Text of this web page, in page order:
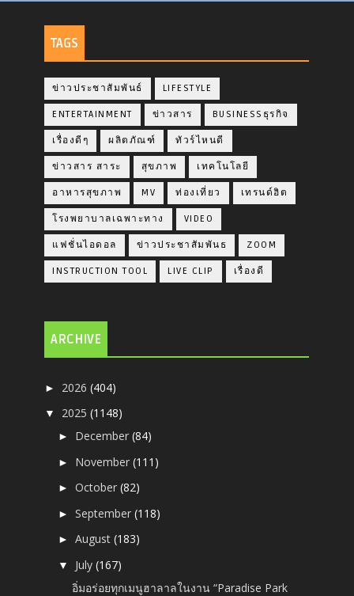
TAGS
ข่าวประชาสัมพันธ์ LIFESTYLE
ENTERTAINMENT ข่าวสาร BUSINESSธุรกิจ
เรื่องดีๆ ผลิตภัณฑ์ ทัวร์ไหนดี
ข่าวสาร สาระ สุขภาพ เทคโนโลยี
อาหารสุขภาพ MV ท่องเที่ยว เทรนด์ฮิต
โรงพยาบาลเฉพาะทาง VIDEO
แฟชั่นไอดอล ข่าวประชาสัมพันธ ZOOM
INSTRUCTION TOOL LIVE CLIP เรื่องดี
ARCHIVE
► 2026(404)
▼ 2025(1148)
► December(84)
► November(111)
►October(82)
►September(118)
►August(183)
▼ July(167)
อิ่มอร่อยทุกเมนูฮาลาลในงาน “Paradise Park